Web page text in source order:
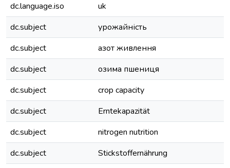
dc.language.iso
uk
dc.subject
урожайність
dc.subject
азот живлення
dc.subject
озима пшениця
dc.subject
crop capacity
dc.subject
Erntekapazität
dc.subject
nitrogen nutrition
dc.subject
Stickstoffernährung